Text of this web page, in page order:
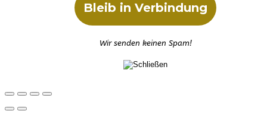
Wir senden keinen Spam!